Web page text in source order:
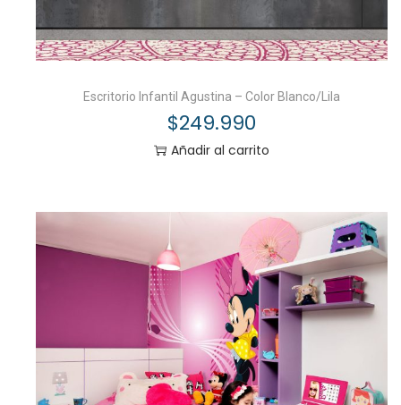
Escritorio Infantil Agustina – Color Blanco/Lila
$249.990
Añadir al carrito